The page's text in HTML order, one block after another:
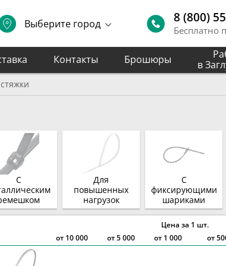
Выберите город 8 (800)
Бесплатно
Контакты Брошюры
в
С
Для
повышенных
нагрузок
С
фиксирующими
шариками
Цена за 1 шт.
от 10 000 от5 000 от 1 000 от